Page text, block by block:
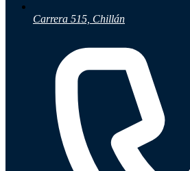
Carrera 515, Chillán